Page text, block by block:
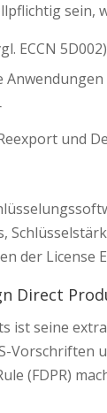
sein,
ECCN
und
der License
Direct
ist seine
(FDPR)